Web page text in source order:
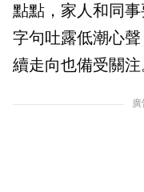
點點，家人和同
字句吐露低潮心
續走向也備受關注